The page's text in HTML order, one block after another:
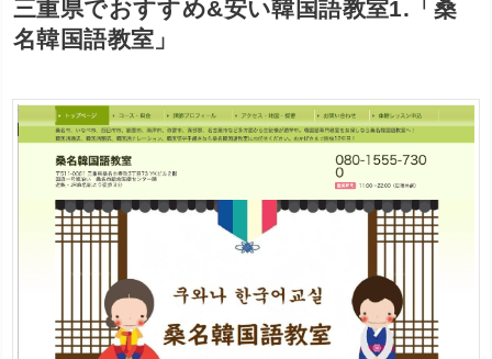
三重県でおすすめ&安い韓国語教室1.「桑
名韓国語教室」